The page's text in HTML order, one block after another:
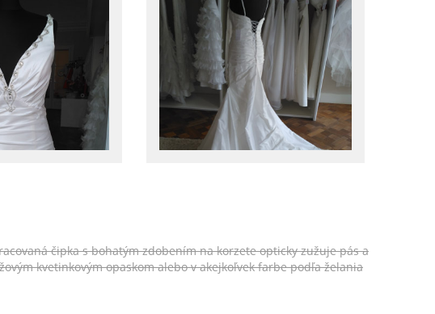
čipka s bohatým zdobením na korzete opticky zužuje pás a
kvetinkovým opaskom alebo v akejkoľvek farbe podľa želania